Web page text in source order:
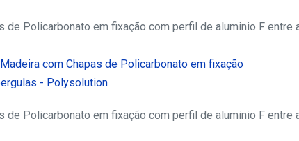
de Policarbonato em fixação com perfil de aluminio F entre
de Policarbonato em fixação com perfil de aluminio F entre